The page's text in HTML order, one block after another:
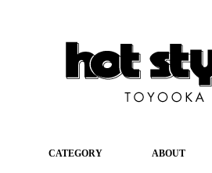
CATEGORY ABOUT